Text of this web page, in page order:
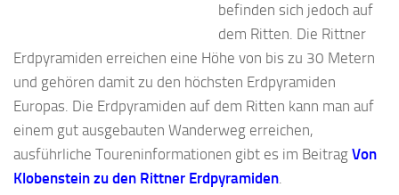
befinden sich jedoch auf
dem Ritten. Die Rittner
Erdpyramiden erreichen eine Höhe von bis zu 30 Metern
und gehören damit zu den höchsten Erdpyramiden
Europas. Die Erdpyramiden auf dem Ritten kann man auf
einem gut ausgebauten Wanderweg erreichen,
ausführliche Toureninformationen gibt es im Beitrag Von
Klobenstein zu den Rittner Erdpyramiden.